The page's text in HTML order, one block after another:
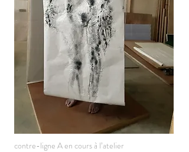
contre-ligne A en cours à l’atelier